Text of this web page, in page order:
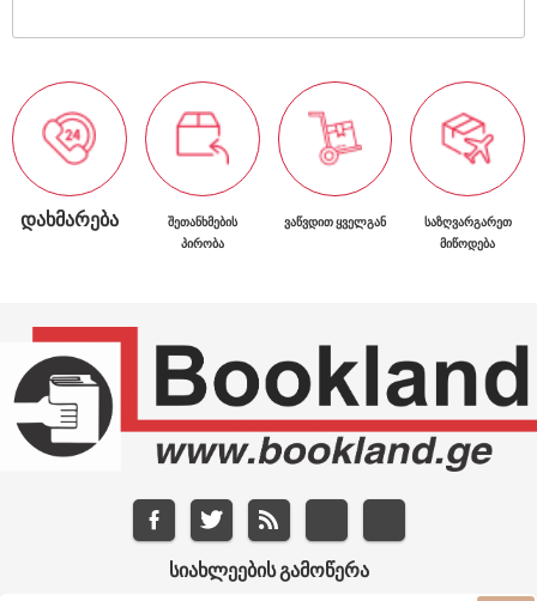
ᲓᲐᲮᲛᲐᲠᲔᲑᲐ
ᲨᲔᲗᲐᲜᲮᲛᲔᲑᲘᲡ
ᲞᲘᲠᲝᲑᲐ
ᲕᲐᲬᲕᲓᲘᲗ ᲧᲕᲔᲚᲒᲐᲜ
ᲡᲐᲖᲦᲕᲐᲠᲒᲐᲠᲔᲗ
ᲛᲘᲬᲝᲓᲔᲑᲐ
ᲡᲘᲐᲮᲚᲔᲔᲑᲘᲡ ᲒᲐᲛᲝᲬᲔᲠᲐ